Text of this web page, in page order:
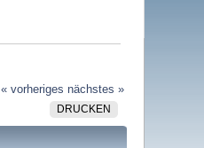
« vorheriges nächstes »
DRUCKEN